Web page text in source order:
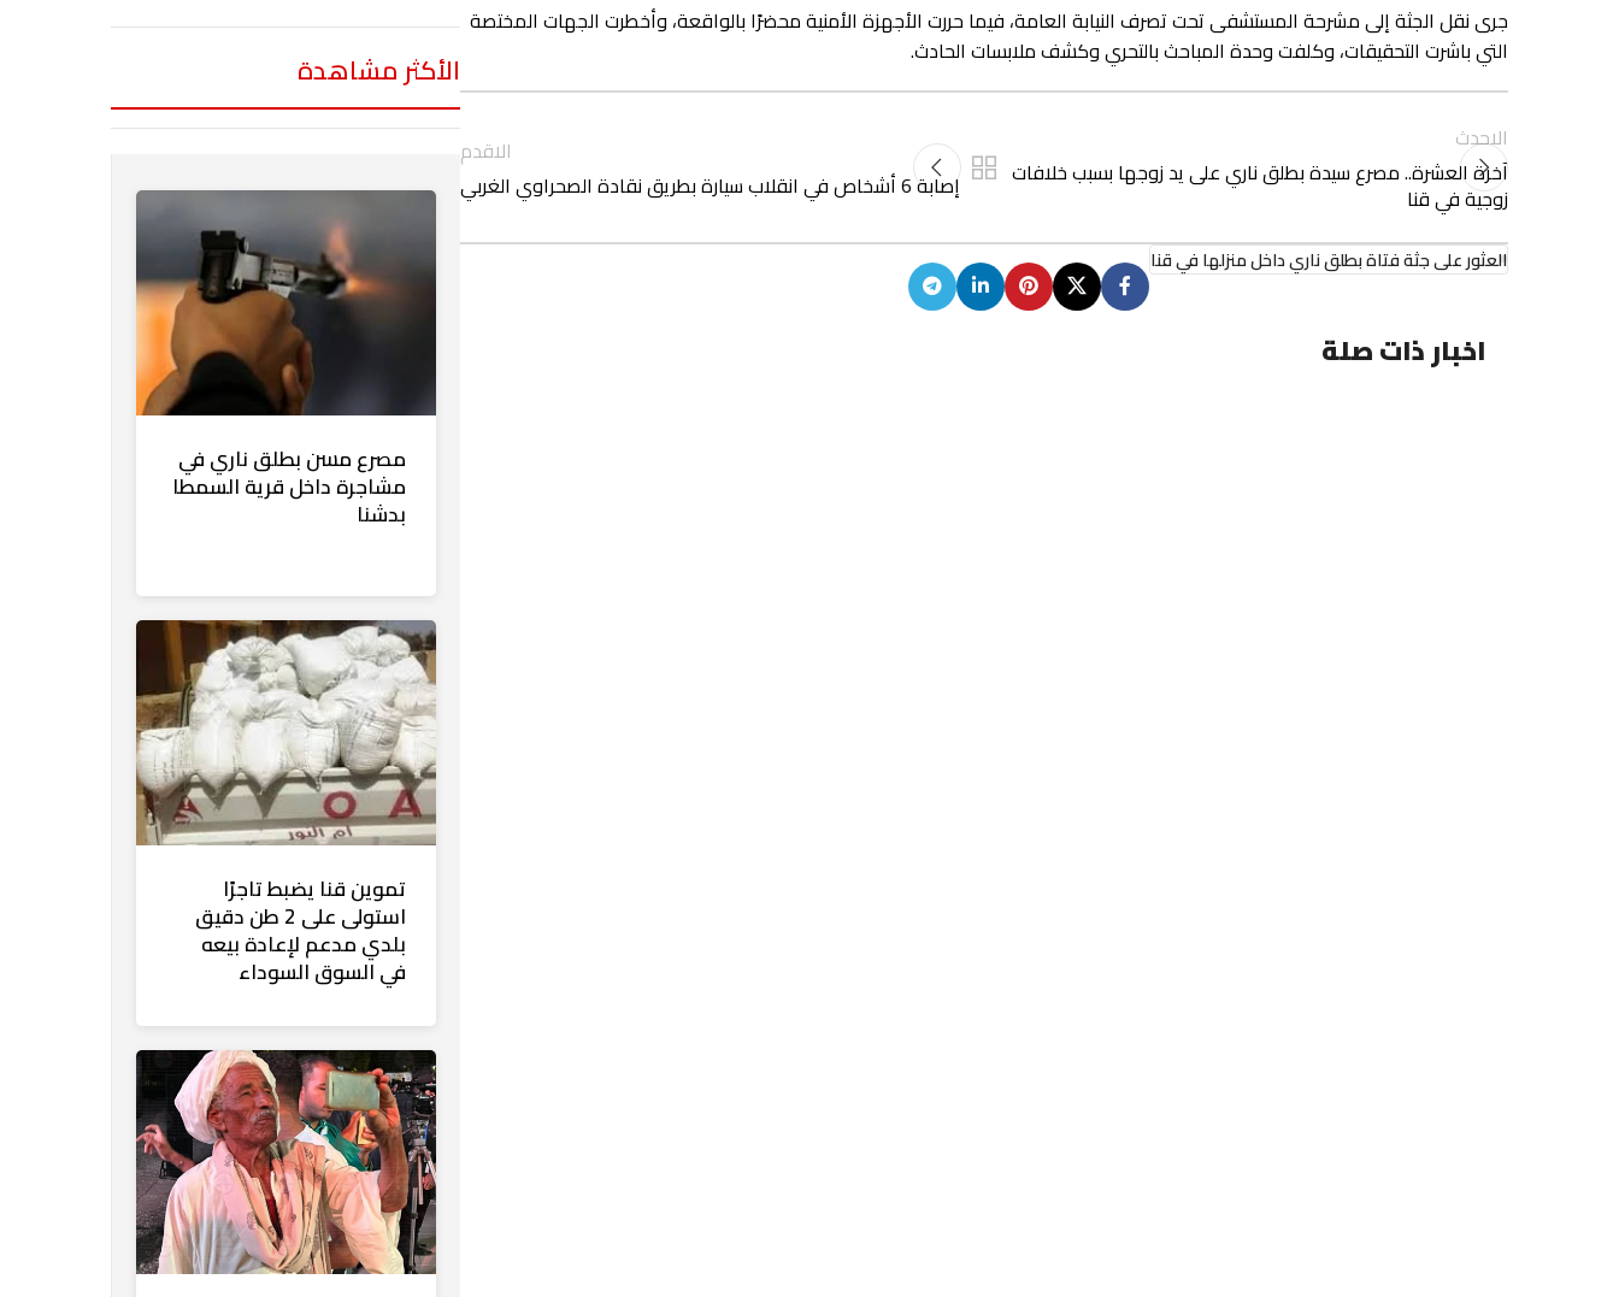
جرى نقل الجثة إلى مشرحة المستشفى تحت تصرف النيابة العامة، فيما حررت الأجهزة الأمنية محضرًا بالواقعة، وأخطرت الجهات المختصة
التي باشرت التحقيقات، وكلفت وحدة المباحث بالتحري وكشف ملابسات الحادث.
الاحدث
آخرة العشرة.. مصرع سيدة بطلق ناري على يد زوجها بسبب خلافات
زوجية في قنا
الاقدم
إصابة 6 أشخاص في انقلاب سيارة بطريق نقادة الصحراوي الغربي
العثور على جثة فتاة بطلق ناري داخل منزلها في قنا
اخبار ذات صلة
الأكثر مشاهدة
مصرع مسن بطلق ناري في
مشاجرة داخل قرية السمطا
بدشنا
تموين قنا يضبط تاجرًا
استولى على 2 طن دقيق
بلدي مدعم لإعادة بيعه
في السوق السوداء